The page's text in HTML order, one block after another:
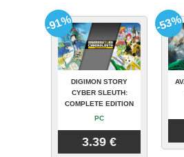
DIGIMON STORY
CYBER SLEUTH:
COMPLETE EDITION
PC
3.39 €
-91% -53%